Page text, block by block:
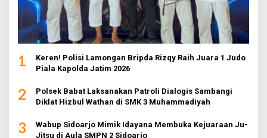
1
Keren! Polisi Lamongan Bripda Rizqy Raih Juara 1 Judo
Piala Kapolda Jatim 2026
2
Polsek Babat Laksanakan Patroli Dialogis Sambangi
Diklat Hizbul Wathan di SMK 3 Muhammadiyah
3
Wabup Sidoarjo Mimik Idayana Membuka Kejuaraan Ju-
Jitsu di Aula SMPN 2 Sidoarjo